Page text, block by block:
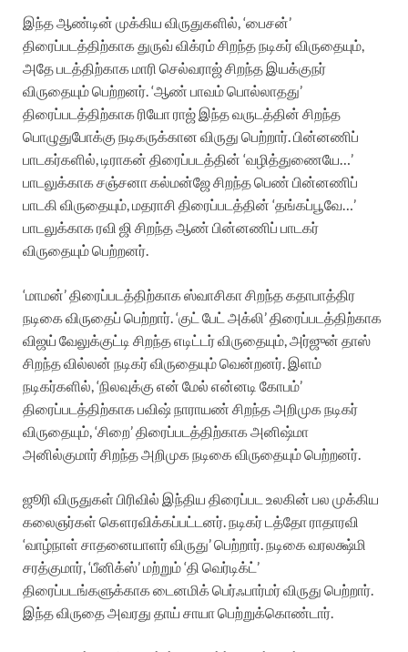
இந்த ஆண்டின் முக்கிய விருதுகளில், ‘பைசன்’
திரைப்படத்திற்காக துருவ் விக்ரம் சிறந்த நடிகர் விருதையும்,
அதே படத்திற்காக மாரி செல்வராஜ் சிறந்த இயக்குநர்
விருதையும் பெற்றனர். ‘ஆண் பாவம் பொல்லாதது’
திரைப்படத்திற்காக ரியோ ராஜ் இந்த வருடத்தின் சிறந்த
பொழுதுபோக்கு நடிகருக்கான விருது பெற்றார். பின்னணிப்
பாடகர்களில், டிராகன் திரைப்படத்தின் ‘வழித்துணையே…’
பாடலுக்காக சஞ்சனா கல்மன்ஜே சிறந்த பெண் பின்னணிப்
பாடகி விருதையும், மதராசி திரைப்படத்தின் ‘தங்கப்பூவே…’
பாடலுக்காக ரவி ஜி சிறந்த ஆண் பின்னணிப் பாடகர்
விருதையும் பெற்றனர்.
‘மாமன்’ திரைப்படத்திற்காக ஸ்வாசிகா சிறந்த கதாபாத்திர
நடிகை விருதைப் பெற்றார். ‘குட் பேட் அக்லி’ திரைப்படத்திற்காக
விஜய் வேலுக்குட்டி சிறந்த எடிட்டர் விருதையும், அர்ஜுன் தாஸ்
சிறந்த வில்லன் நடிகர் விருதையும் வென்றனர். இளம்
நடிகர்களில், ‘நிலவுக்கு என் மேல் என்னடி கோபம்’
திரைப்படத்திற்காக பவிஷ் நாராயண் சிறந்த அறிமுக நடிகர்
விருதையும், ‘சிறை’ திரைப்படத்திற்காக அனிஷ்மா
அனில்குமார் சிறந்த அறிமுக நடிகை விருதையும் பெற்றனர்.
ஜூரி விருதுகள் பிரிவில் இந்திய திரைப்பட உலகின் பல முக்கிய
கலைஞர்கள் கௌரவிக்கப்பட்டனர். நடிகர் டத்தோ ராதாரவி
‘வாழ்நாள் சாதனையாளர் விருது’ பெற்றார். நடிகை வரலக்ஷ்மி
சரத்குமார், ‘பீனிக்ஸ்’ மற்றும் ‘தி வெர்டிக்ட்’
திரைப்படங்களுக்காக டைனமிக் பெர்ஃபார்மர் விருது பெற்றார்.
இந்த விருதை அவரது தாய் சாயா பெற்றுக்கொண்டார்.